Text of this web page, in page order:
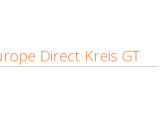
Direct Kreis GT